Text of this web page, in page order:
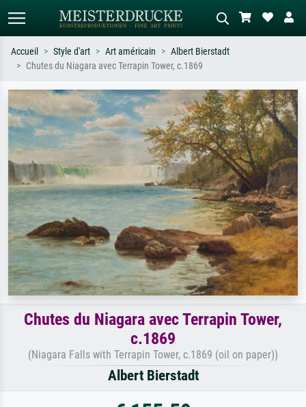
Recherchez par artiste, titre ou style –
ex. Monet, Nuit étoilée,
impressionnisme, vague de Hokusai,
nu.
Décrivez la scène – ex. prairie verte,
abstrait avec beaucoup de rouge,
tableau sombre, nu debout près d'un
arbre.
Accueil Style d'art Art américain
Albert Bierstadt
Chutes du Niagara avec Terrapin Tower, c.1869
Chutes du Niagara avec Terrapin Tower,
c.1869
(Niagara Falls with Terrapin Tower, c.1869 (oil on paper))
Albert Bierstadt